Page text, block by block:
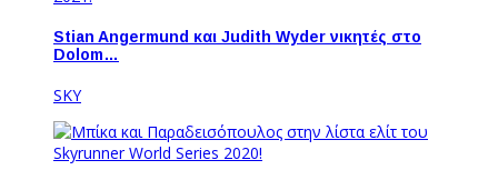
Stian Angermund και Judith Wyder νικητές στο
Dolom…
SKY